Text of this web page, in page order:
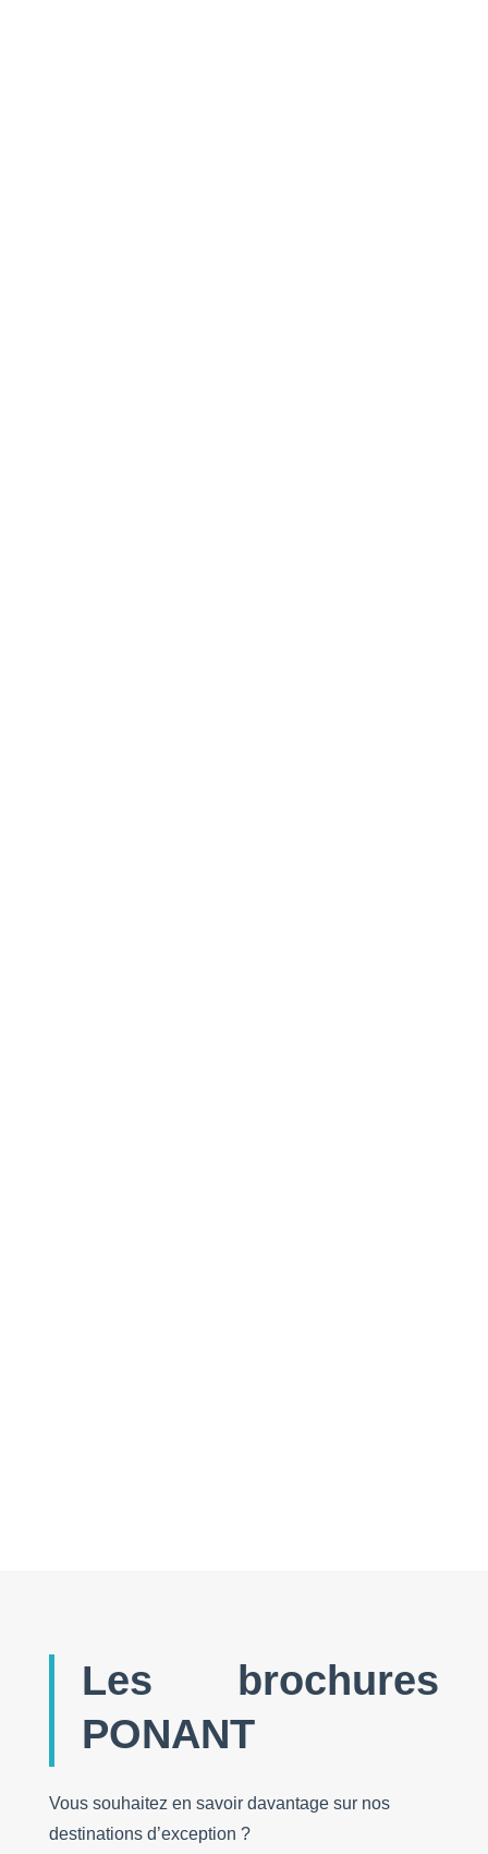
Les brochures
PONANT
Vous souhaitez en savoir davantage sur nos
destinations d’exception ?